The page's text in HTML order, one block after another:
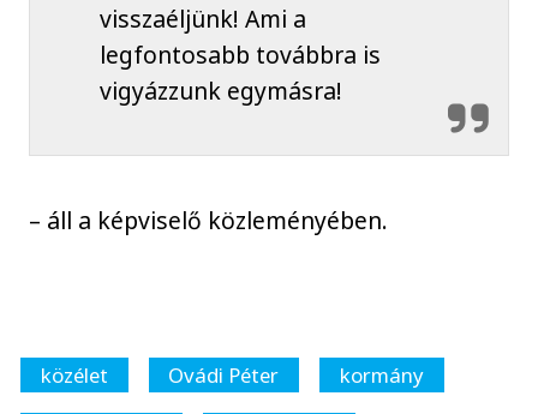
visszaéljünk! Ami a
legfontosabb továbbra is
vigyázzunk egymásra!
– áll a képviselő közleményében.
közélet Ovádi Péter
kormány